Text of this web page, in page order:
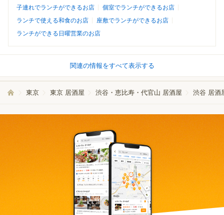
子連れでランチができるお店
個室でランチができるお店
ランチで使える和食のお店
座敷でランチができるお店
ランチができる日曜営業のお店
関連の情報をすべて表示する
東京 東京 居酒屋 渋谷・恵比寿・代官山 居酒屋 渋谷 居酒